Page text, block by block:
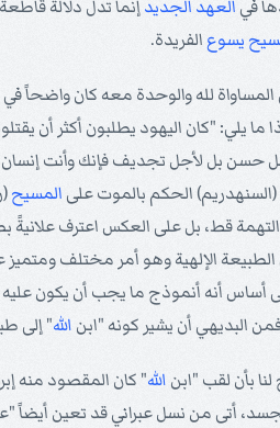
في العهد الجديدإنما تدل دلالة
يسوع الفريدة.
لله والوحدة معه كان واضحاً
ما يلي: "كان اليهود يطلبون أكثر أن
حسن بل لأجل تجديف فإنك وأنت
الحكم بالموت على المسيح
التهمة قط، بل على العكس اعترف علانيةً
الإلهية وهو أمر مختلف ومتميز
أساس أنه أنموذج ما يجب أن يكون عليه
فمن البديهي أن يشير كونه "ابن الله" إلى
بأن لقب "ابن الله" كان المقصود منه
أتى من نسل عبراني قد تعين أيضاً "على